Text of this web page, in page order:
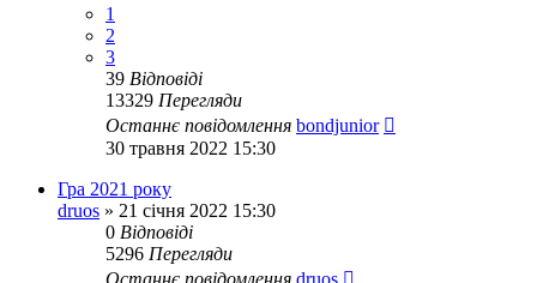
1
2
3
39 Відповіді
13329 Перегляди
Останнє повідомлення bondjunior
30 травня 2022 15:30
Гра 2021 року
druos » 21 січня 2022 15:30
0 Відповіді
5296 Перегляди
Останнє повідомлення druos